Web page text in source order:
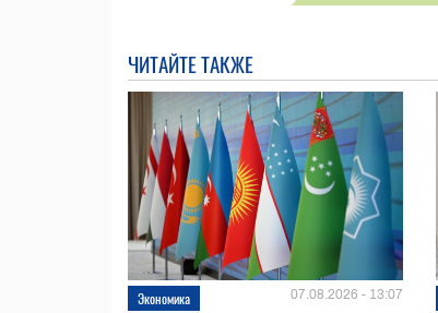
ЧИТАЙТЕ ТАКЖЕ
Экономика 07.08.2026 - 13:07